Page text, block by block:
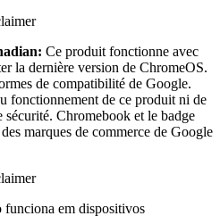
Ce produit fonctionne avec
la dernière version de ChromeOS.
de compatibilité de Google.
fonctionnement de ce produit ni de
Chromebook et le badge
marques de commerce de Google
funciona em dispositivos